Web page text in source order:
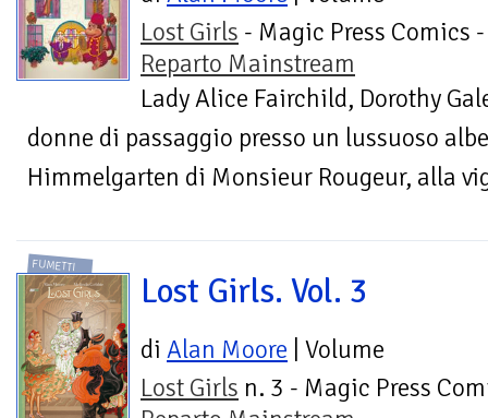
Lost Girls - Magic Press Comics -
Reparto Mainstream
Lady Alice Fairchild, Dorothy
donne di passaggio presso un lussuoso
Himmelgarten di Monsieur Rougeur, alla
FUMETTI
Lost Girls. Vol. 3
di Alan Moore | Volume
Lost Girls n. 3 - Magic Press